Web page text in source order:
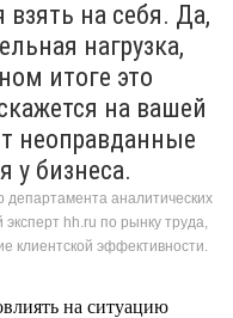
взять на себя. Да,
нагрузка,
итоге это
на вашей
неоправданные
у бизнеса.
департамента аналитических
hh.ru по рынку труда,
клиентской эффективности.
на ситуацию